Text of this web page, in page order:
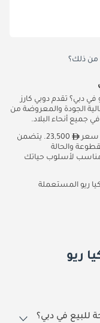
من ذلك؟
دبي؟ تقدم دوبي كارز
الجودة والمعروضة من
جميع أنحاء البلاد.
23,500. يتضمن
والحالة
لأسلوب حياتك
ريو المستعملة
ريو
للبيع في دبي؟